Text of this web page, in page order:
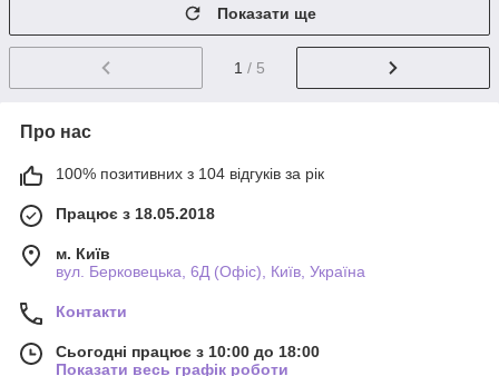
Показати ще
1 / 5
Про нас
100% позитивних з 104 відгуків за рік
Працює з 18.05.2018
м. Київ
вул. Берковецька, 6Д (Офіс), Київ, Україна
Контакти
Сьогодні працює з 10:00 до 18:00
Показати весь графік роботи